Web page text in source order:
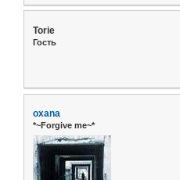
Torie
Гость
oxana
*~Forgive me~*